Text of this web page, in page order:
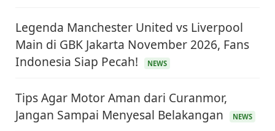
Legenda Manchester United vs Liverpool
Main di GBK Jakarta November 2026, Fans
Indonesia Siap Pecah!
NEWS
Tips Agar Motor Aman dari Curanmor,
Jangan Sampai Menyesal Belakangan
NEWS